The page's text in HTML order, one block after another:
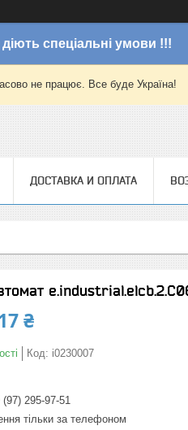
спеціальні умови !!!
не працює. Все буде Україна!
ДОСТАВКА И ОПЛАТА
₴
Код: i0230007
(97) 295-97-51
тільки за телефоном